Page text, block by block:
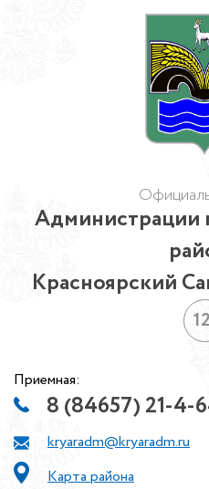
Администрации
Красноярский
Приемная:
8 (84657) 21-4-
kryaradm@kryaradm.ru
Карта района